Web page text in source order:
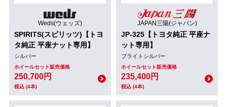
Weds(ウェッズ)
SPIRITS(スピリッツ)【トヨ
タ純正 平座ナット専用】
シルバー
ホイールセット販売価格
250,700円
税込 (4本)
JAPAN三陽(ジャパン)
JP-325【トヨタ純正 平座ナ
ット専用】
ブライトシルバー
ホイールセット販売価格
235,400円
税込 (4本)